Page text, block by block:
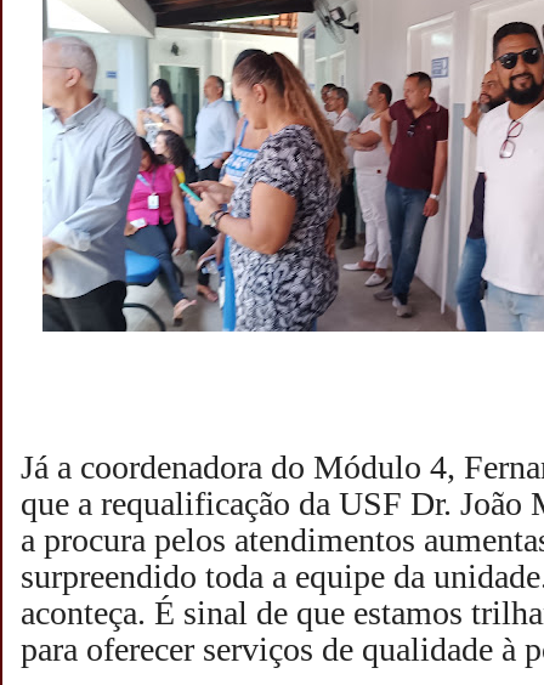
Já a coordenadora do Módulo 4,
que a requalificação da USF Dr. João
a procura pelos atendimentos
surpreendido toda a equipe da
aconteça. É sinal de que estamos
para oferecer serviços de qualidade à